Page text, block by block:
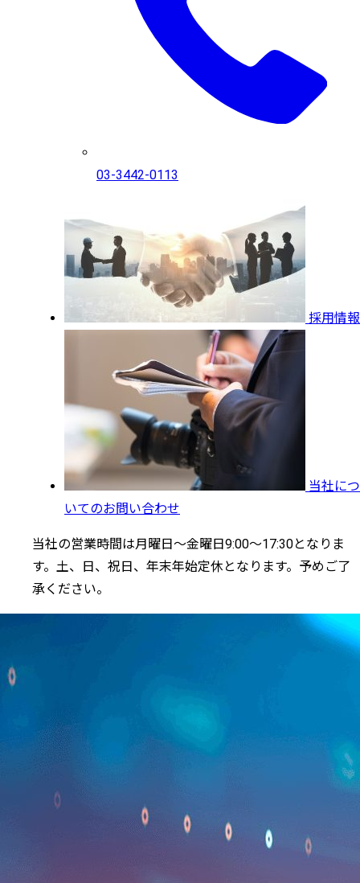
03-3442-0113
採用情報
当社につ
いてのお問い合わせ
当社の営業時間は月曜日～金曜日9:00～17:30となりま
す。土、日、祝日、年末年始定休となります。予めご了
承ください。